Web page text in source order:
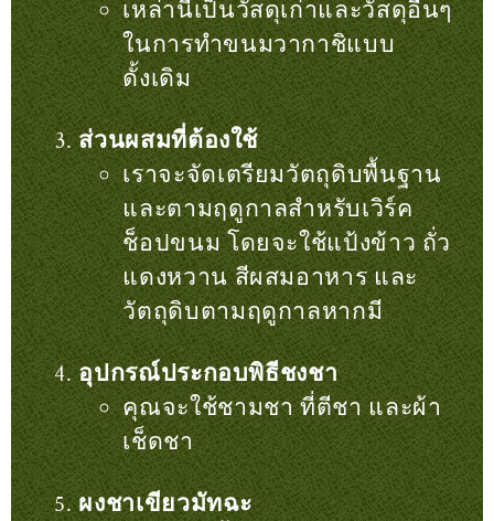
เหล่านี้เป็นวัสดุเก่าและวัสดุอื่นๆ
ในการทำขนมวากาชิแบบ
ดั้งเดิม
ส่วนผสมที่ต้องใช้
เราจะจัดเตรียมวัตถุดิบพื้นฐาน
และตามฤดูกาลสำหรับเวิร์ค
ช็อปขนม โดยจะใช้แป้งข้าว ถั่ว
แดงหวาน สีผสมอาหาร และ
วัตถุดิบตามฤดูกาลหากมี
อุปกรณ์ประกอบพิธีชงชา
คุณจะใช้ชามชา ที่ตีชา และผ้า
เช็ดชา
ผงชาเขียวมัทฉะ